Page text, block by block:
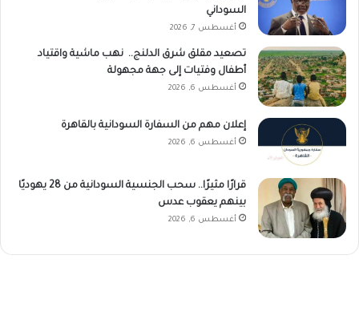
السوداني
أغسطس 7, 2026
تصعيد مقلق شرق الدلنج.. نهب ماشية واقتياد
أطفال وفتيات إلى جهة مجهولة
أغسطس 6, 2026
إعلان مهم من السفارة السودانية بالقاهرة
أغسطس 6, 2026
قرارًا مثيرًا.. سحب الجنسية السودانية من 28 يهوديًا
بينهم يعقوب عدس
أغسطس 6, 2026